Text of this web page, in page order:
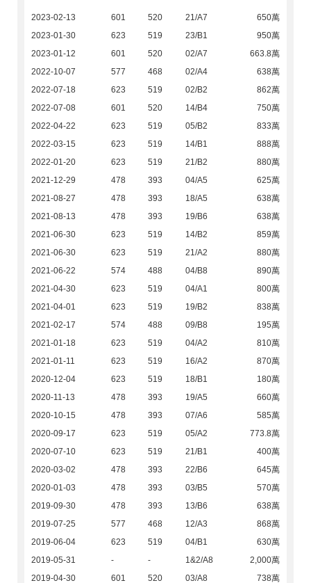
2023-02-13 601 520 21/A7
650萬
2023-01-30
623 519 23/B1
950萬
2023-01-12
601 520 02/A7
663.8萬
2022-10-07
577 468 02/A4
638萬
2022-07-18
623 519 02/B2
862萬
2022-07-08
601 520 14/B4
750萬
2022-04-22
623 519 05/B2
833萬
2022-03-15
623 519 14/B1
888萬
2022-01-20
623 519 21/B2
880萬
2021-12-29
478 393 04/A5
625萬
2021-08-27
478 393 18/A5
638萬
2021-08-13
478 393 19/B6
638萬
2021-06-30
623 519 14/B2
859萬
2021-06-30
623 519 21/A2
880萬
2021-06-22
574 488 04/B8
890萬
2021-04-30
623 519 04/A1
800萬
2021-04-01
623 519 19/B2
838萬
2021-02-17
574 488 09/B8
195萬
2021-01-18
623 519 04/A2
810萬
2021-01-11
623 519 16/A2
870萬
2020-12-04
623 519 18/B1
180萬
2020-11-13
478 393 19/A5
660萬
2020-10-15
478 393 07/A6
585萬
2020-09-17
623 519 05/A2
773.8萬
2020-07-10
623 519 21/B1
400萬
2020-03-02
478 393 22/B6
645萬
2020-01-03
478 393 03/B5
570萬
2019-09-30
478 393 13/B6
638萬
2019-07-25
577 468 12/A3
868萬
2019-06-04
623 519 04/B1
630萬
2019-05-31
- - 1&2/A8
2,000萬
2019-04-30
601 520 03/A8 738萬